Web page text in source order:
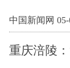
中国新闻网 05-
重庆涪陵